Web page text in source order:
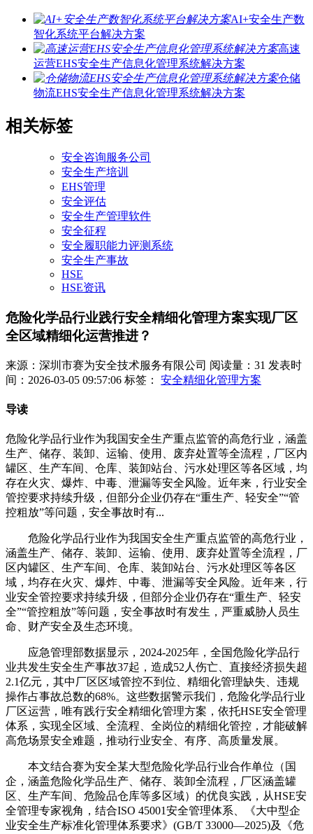
AI+安全生产数
智化系统平台解决方案
高速
运营EHS安全生产信息化管理系统解决方案
仓储
物流EHS安全生产信息化管理系统解决方案
相关标签
安全咨询服务公司
安全生产培训
EHS管理
安全评估
安全生产管理软件
安全征程
安全履职能力评测系统
安全生产事故
HSE
HSE资讯
危险化学品行业践行安全精细化管理方案实现厂区
全区域精细化运营推进？
来源：深圳市赛为安全技术服务有限公司 阅读量：31 发表时
间：2026-03-05 09:57:06 标签： 安全精细化管理方案
导读
危险化学品行业作为我国安全生产重点监管的高危行业，涵盖
生产、储存、装卸、运输、使用、废弃处置等全流程，厂区内
罐区、生产车间、仓库、装卸站台、污水处理区等各区域，均
存在火灾、爆炸、中毒、泄漏等安全风险。近年来，行业安全
管控要求持续升级，但部分企业仍存在“重生产、轻安全”“管
控粗放”等问题，安全事故时有...
危险化学品行业作为我国安全生产重点监管的高危行业，
涵盖生产、储存、装卸、运输、使用、废弃处置等全流程，厂
区内罐区、生产车间、仓库、装卸站台、污水处理区等各区
域，均存在火灾、爆炸、中毒、泄漏等安全风险。近年来，行
业安全管控要求持续升级，但部分企业仍存在“重生产、轻安
全”“管控粗放”等问题，安全事故时有发生，严重威胁人员生
命、财产安全及生态环境。
应急管理部数据显示，2024-2025年，全国危险化学品行
业共发生安全生产事故37起，造成52人伤亡、直接经济损失超
2.1亿元，其中厂区区域管控不到位、精细化管理缺失、违规
操作占事故总数的68%。这些数据警示我们，危险化学品行业
厂区运营，唯有践行安全精细化管理方案，依托HSE安全管理
体系，实现全区域、全流程、全岗位的精细化管控，才能破解
高危场景安全难题，推动行业安全、有序、高质量发展。
本文结合赛为安全某大型危险化学品行业合作单位（国
企，涵盖危险化学品生产、储存、装卸全流程，厂区涵盖罐
区、生产车间、危险品仓库等多区域）的优良实践，从HSE安
全管理专家视角，结合ISO 45001安全管理体系、《大中型企
业安全生产标准化管理体系要求》(GB/T 33000—2025)及《危